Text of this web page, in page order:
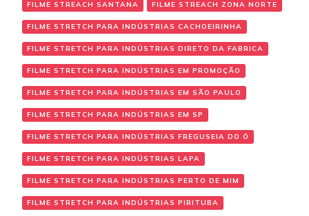
FILME STREACH SANTANA FILME STREACH ZONA NORTE
FILME STRETCH PARA INDÚSTRIAS CACHOEIRINHA
FILME STRETCH PARA INDÚSTRIAS DIRETO DA FABRICA
FILME STRETCH PARA INDÚSTRIAS EM PROMOÇÃO
FILME STRETCH PARA INDÚSTRIAS EM SÃO PAULO
FILME STRETCH PARA INDÚSTRIAS EM SP
FILME STRETCH PARA INDÚSTRIAS FREGUSEIA DO Ó
FILME STRETCH PARA INDÚSTRIAS LAPA
FILME STRETCH PARA INDÚSTRIAS PERTO DE MIM
FILME STRETCH PARA INDÚSTRIAS PIRITUBA